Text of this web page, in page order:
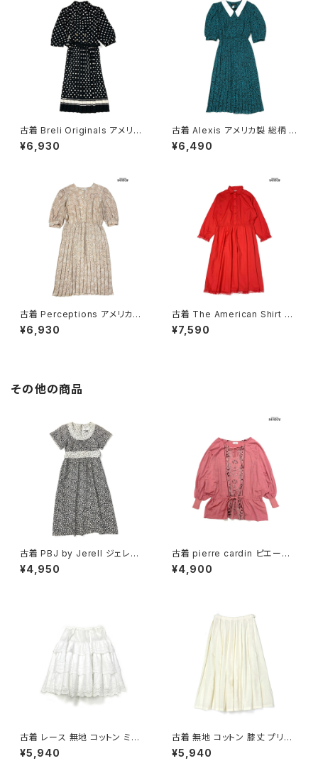
古着 Breli Originals アメリカ
製 ドット柄 ロング丈 長袖 プリ
ーツ ワンピース 黒 (otu26030
¥6,930
古着 Alexis アメリカ製 総柄 ロ
ング丈 長袖 プリーツ ワンピー
ス 緑 (otu2603020)
¥6,490
古着 Perceptions アメリカ製
総柄 ロング丈 長袖 プリーツ ワ
ンピース ピンク ベージュ (otu
¥6,930
古着 The American Shirt Dr
ess アメリカ製 レース 無地 コ
ットン ロング丈 長袖 ワンピース
¥7,590
その他の商品
古着 PBJ by Jerell ジェレル
リボン 花柄 コットン100％ 膝丈
半袖 ワンピース 黒 (oa26070
¥4,950
古着 pierre cardin ピエール・
カルダン リボン 総柄 カットソー
長袖 ブラウス サーモンピンク (t
¥4,900
古着 レース 無地 コットン ミニ
丈 ティアード スカート 白 (ba2
607001)
¥5,940
古着 無地 コットン 膝丈 プリー
ツ スカート ベージュ 生成り (b
a2607005)
¥5,940